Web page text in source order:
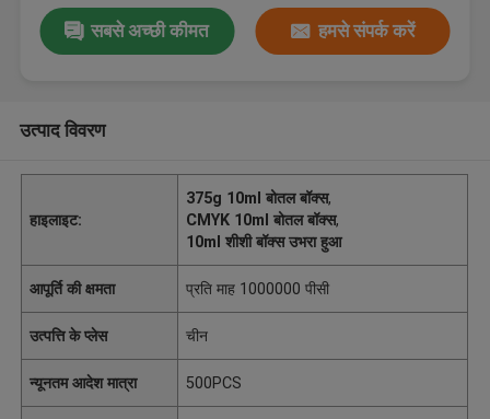
सबसे अच्छी कीमत हमसे संपर्क करें
उत्पाद विवरण
हाइलाइट:
375g 10ml बोतल बॉक्स,
CMYK 10ml बोतल बॉक्स,
10ml शीशी बॉक्स उभरा हुआ
आपूर्ति की क्षमता प्रति माह 1000000 पीसी
उत्पत्ति के प्लेस चीन
न्यूनतम आदेश मात्रा 500PCS